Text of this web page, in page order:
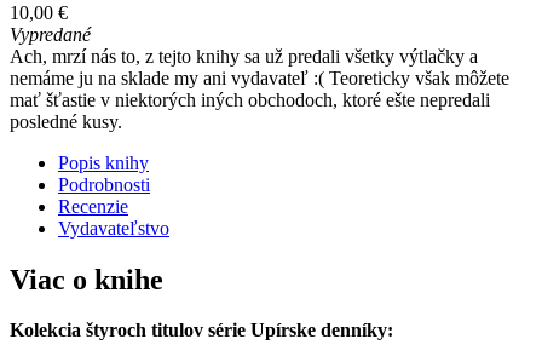
10,00 €
Vypredané
Ach, mrzí nás to, z tejto knihy sa už predali všetky výtlačky a
nemáme ju na sklade my ani vydavateľ :( Teoreticky však môžete
mať šťastie v niektorých iných obchodoch, ktoré ešte nepredali
posledné kusy.
Popis knihy
Podrobnosti
Recenzie
Vydavateľstvo
Viac o knihe
Kolekcia štyroch titulov série Upírske denníky: